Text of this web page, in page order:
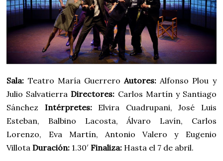
Sala: Teatro María GuerreroAutores: Alfonso Plou y
Julio Salvatierra Directores: Carlos Martín y Santiago
Sánchez Intérpretes:Elvira Cuadrupani, José Luis
Esteban, Balbino Lacosta, Álvaro Lavín, Carlos
Lorenzo, Eva Martín, Antonio Valero y Eugenio
Villota Duración: 1.30′ Finaliza: Hasta el 7 de abril.